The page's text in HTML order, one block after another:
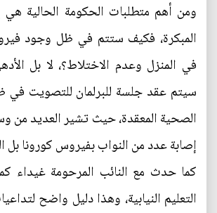
ومن أهم متطلبات الحكومة الحالية هي
المبكرة، فكيف ستتم في ظل وجود
في المنزل وعدم الاختلاط؟، لا بل
سيتم عقد جلسة للبرلمان للتصويت
الصحية المعقدة، حيث تشير العديد من
إصابة عدد من النواب بفيروس كورونا بل
كما حدث مع النائب المرحومة غيداء
التعليم النيابية، وهذا دليل واضح